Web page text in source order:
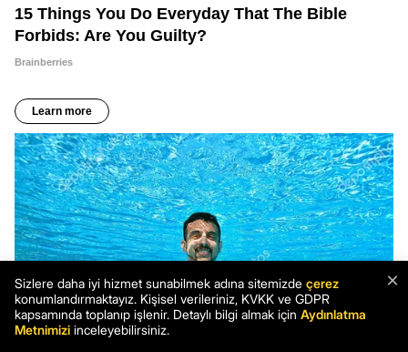
×
Sizlere daha iyi hizmet sunabilmek adına sitemizde çerez
konumlandırmaktayız. Kişisel verileriniz, KVKK ve GDPR
kapsamında toplanıp işlenir. Detaylı bilgi almak için Aydınlatma
Metnimizi inceleyebilirsiniz.